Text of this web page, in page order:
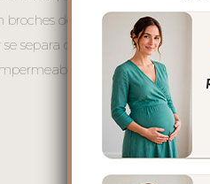
de presión. Asa larga
separa completamente para
con bolsillos en